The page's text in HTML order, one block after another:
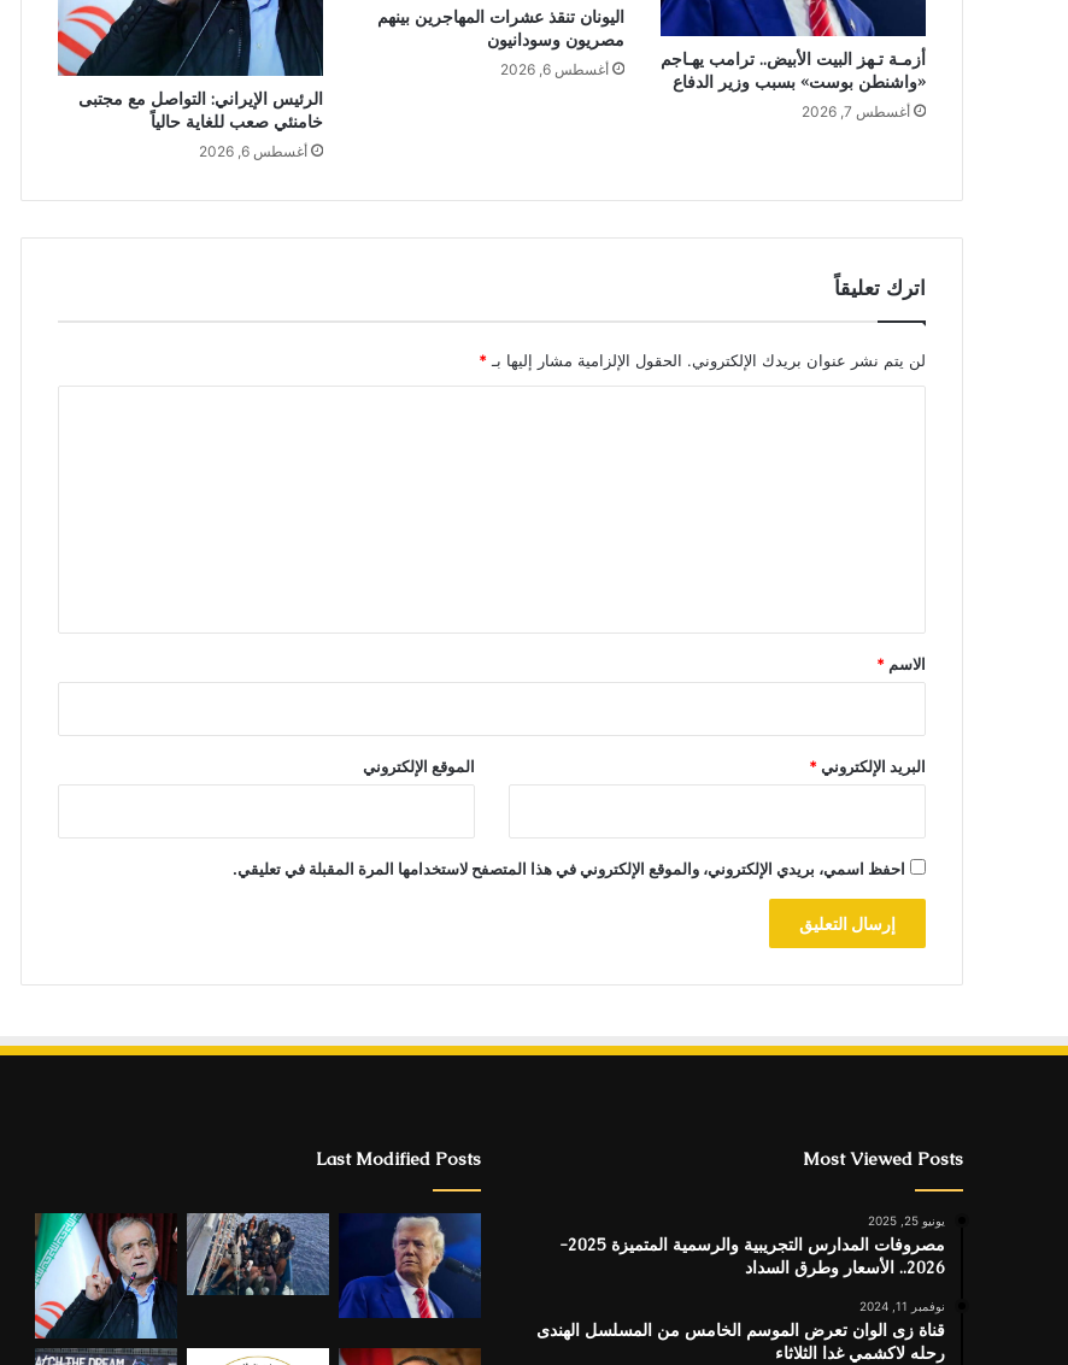
أزمـة تـهز البيت الأبيض.. ترامب يهـاجم
«واشنطن بوست» بسبب وزير الدفاع
أغسطس 7, 2026
اليونان تنقذ عشرات المهاجرين بينهم
مصريون وسودانيون
أغسطس 6, 2026
الرئيس الإيراني: التواصل مع مجتبى
خامنئي صعب للغاية حالياً
أغسطس 6, 2026
اترك تعليقاً
لن يتم نشر عنوان بريدك الإلكتروني. الحقول الإلزامية مشار إليها بـ *
*
الاسم *
البريد الإلكتروني* الموقع الإلكتروني
احفظ اسمي، بريدي الإلكتروني، والموقع الإلكتروني في هذا المتصفح لاستخدامها المرة المقبلة في تعليقي.
Most Viewed Posts
يونيو 25, 2025
مصروفات المدارس التجريبية والرسمية المتميزة 2025-
2026.. الأسعار وطرق السداد
نوفمبر 11, 2024
قناة زى الوان تعرض الموسم الخامس من المسلسل الهندى
رحله لاكشمي غدا الثلاثاء
Last Modified Posts